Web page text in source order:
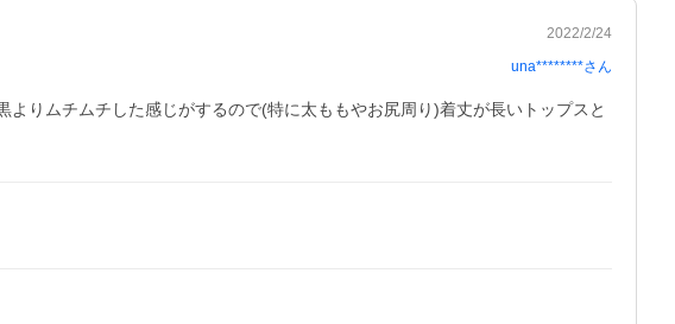
2022/2/24
una********さん
りムチムチした感じがするので(特に太ももやお尻周り)着丈が長いトップスと